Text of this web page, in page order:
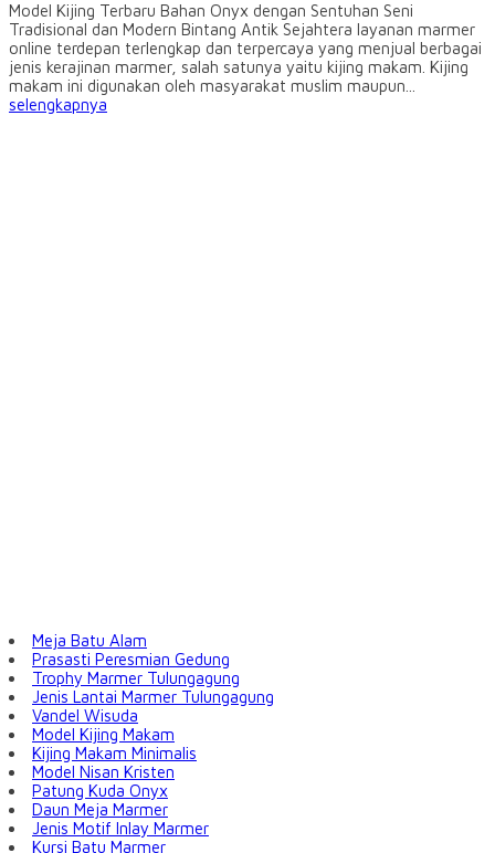
Model Kijing Terbaru Bahan Onyx dengan Sentuhan Seni
Tradisional dan Modern Bintang Antik Sejahtera layanan marmer
online terdepan terlengkap dan terpercaya yang menjual berbagai
jenis kerajinan marmer, salah satunya yaitu kijing makam. Kijing
makam ini digunakan oleh masyarakat muslim maupun...
selengkapnya
Meja Batu Alam
Prasasti Peresmian Gedung
Trophy Marmer Tulungagung
Jenis Lantai Marmer Tulungagung
Vandel Wisuda
Model Kijing Makam
Kijing Makam Minimalis
Model Nisan Kristen
Patung Kuda Onyx
Daun Meja Marmer
Jenis Motif Inlay Marmer
Kursi Batu Marmer